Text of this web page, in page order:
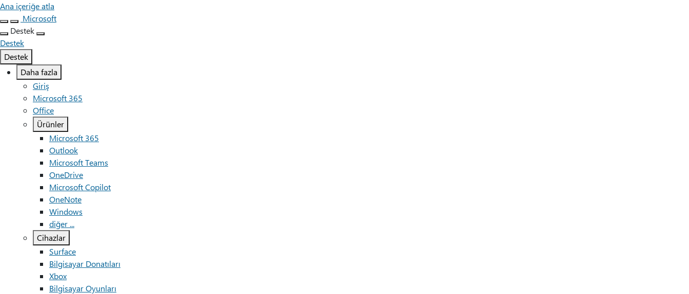
Ana içeriğe atla
Microsoft
Destek
Destek
Destek
Daha fazla
Giriş
Microsoft 365
Office
Ürünler
Microsoft 365
Outlook
Microsoft Teams
OneDrive
Microsoft Copilot
OneNote
Windows
diğer ...
Cihazlar
Surface
Bilgisayar Donatıları
Xbox
Bilgisayar Oyunları